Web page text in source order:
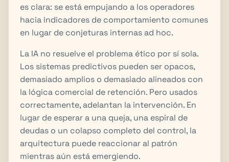
es clara: se está empujando a los operadores
hacia indicadores de comportamiento comunes
en lugar de conjeturas internas ad hoc.
La IA no resuelve el problema ético por sí sola.
Los sistemas predictivos pueden ser opacos,
demasiado amplios o demasiado alineados con
la lógica comercial de retención. Pero usados
correctamente, adelantan la intervención. En
lugar de esperar a una queja, una espiral de
deudas o un colapso completo del control, la
arquitectura puede reaccionar al patrón
mientras aún está emergiendo.